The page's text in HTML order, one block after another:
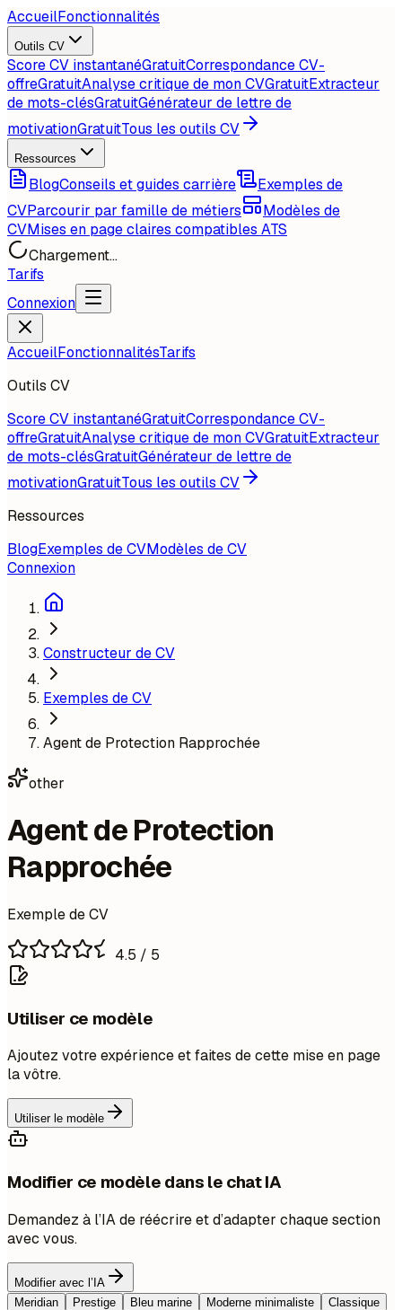
AccueilFonctionnalités
Outils CV
Score CV instantanéGratuitCorrespondance CV-
offreGratuitAnalyse critique de mon CVGratuitExtracteur
de mots-clésGratuitGénérateur de lettre de
motivationGratuitTous les outils CV
Ressources
BlogConseils et guides carrière
Exemples de
CVParcourir par famille de métiers
Modèles de
CVMises en page claires compatibles ATS
Chargement...
Tarifs
Connexion
AccueilFonctionnalitésTarifs
Outils CV
Score CV instantanéGratuitCorrespondance CV-
offreGratuitAnalyse critique de mon CVGratuitExtracteur
de mots-clésGratuitGénérateur de lettre de
motivationGratuitTous les outils CV
Ressources
BlogExemples de CVModèles de CV
Connexion
Constructeur de CV
Exemples de CV
Agent de Protection Rapprochée
other
Agent de Protection
Rapprochée
Exemple de CV
4.5 / 5
Utiliser ce modèle
Ajoutez votre expérience et faites de cette mise en page
la vôtre.
Utiliser le modèle
Modifier ce modèle dans le chat IA
Demandez à l’IA de réécrire et d’adapter chaque section
avec vous.
Modifier avec l’IA
Meridian
Prestige Bleu marine Moderne minimaliste
Classique